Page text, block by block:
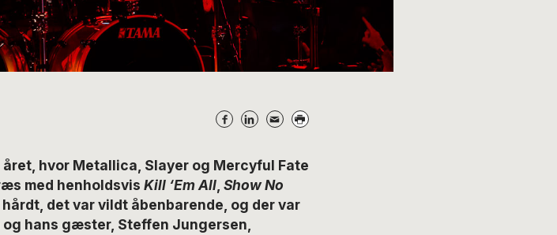
året, hvor Metallica, Slayer og Mercyful Fate
med henholdsvis Kill ‘Em All, Show No
det var vildt åbenbarende, og der var
og hans gæster, Steffen Jungersen,